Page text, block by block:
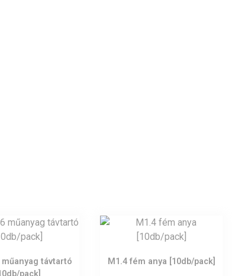
műanyag távtartó
pack]
M1.4 fém anya [10db/pack]